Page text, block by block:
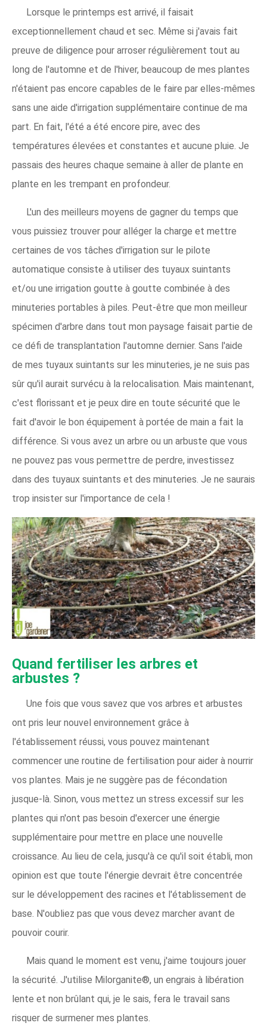
Lorsque le printemps est arrivé, il faisait
exceptionnellement chaud et sec. Même si j'avais fait
preuve de diligence pour arroser régulièrement tout au
long de l'automne et de l'hiver, beaucoup de mes plantes
n'étaient pas encore capables de le faire par elles-mêmes
sans une aide d'irrigation supplémentaire continue de ma
part. En fait, l'été a été encore pire, avec des
températures élevées et constantes et aucune pluie. Je
passais des heures chaque semaine à aller de plante en
plante en les trempant en profondeur.
L'un des meilleurs moyens de gagner du temps que
vous puissiez trouver pour alléger la charge et mettre
certaines de vos tâches d'irrigation sur le pilote
automatique consiste à utiliser des tuyaux suintants
et/ou une irrigation goutte à goutte combinée à des
minuteries portables à piles. Peut-être que mon meilleur
spécimen d'arbre dans tout mon paysage faisait partie de
ce défi de transplantation l'automne dernier. Sans l'aide
de mes tuyaux suintants sur les minuteries, je ne suis pas
sûr qu'il aurait survécu à la relocalisation. Mais maintenant,
c'est florissant et je peux dire en toute sécurité que le
fait d'avoir le bon équipement à portée de main a fait la
différence. Si vous avez un arbre ou un arbuste que vous
ne pouvez pas vous permettre de perdre, investissez
dans des tuyaux suintants et des minuteries. Je ne saurais
trop insister sur l'importance de cela !
Quand fertiliser les arbres et
arbustes ?
Une fois que vous savez que vos arbres et arbustes
ont pris leur nouvel environnement grâce à
l'établissement réussi, vous pouvez maintenant
commencer une routine de fertilisation pour aider à nourrir
vos plantes. Mais je ne suggère pas de fécondation
jusque-là. Sinon, vous mettez un stress excessif sur les
plantes qui n'ont pas besoin d'exercer une énergie
supplémentaire pour mettre en place une nouvelle
croissance. Au lieu de cela, jusqu'à ce qu'il soit établi, mon
opinion est que toute l'énergie devrait être concentrée
sur le développement des racines et l'établissement de
base. N'oubliez pas que vous devez marcher avant de
pouvoir courir.
Mais quand le moment est venu, j'aime toujours jouer
la sécurité. J'utilise Milorganite®, un engrais à libération
lente et non brûlant qui, je le sais, fera le travail sans
risquer de surmener mes plantes.